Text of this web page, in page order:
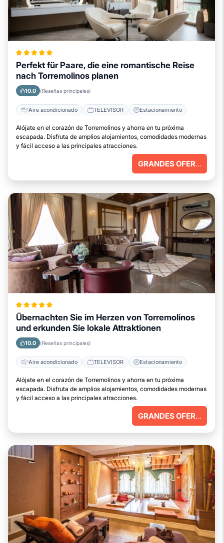
Perfekt für Paare, die eine romantische Reise
nach Torremolinos planen
10.0 (Reseñas principales)
Aire acondicionado TELEVISOR Estacionamiento
Alójate en el corazón de Torremolinos y ahorra en tu próxima
escapada. Disfruta de amplios alojamientos, comodidades modernas
y fácil acceso a las principales atracciones.
GRANDES OFERTAS
Übernachten Sie im Herzen von Torremolinos
und erkunden Sie lokale Attraktionen
10.0 (Reseñas principales)
Aire acondicionado TELEVISOR Estacionamiento
Alójate en el corazón de Torremolinos y ahorra en tu próxima
escapada. Disfruta de amplios alojamientos, comodidades modernas
y fácil acceso a las principales atracciones.
GRANDES OFERTAS